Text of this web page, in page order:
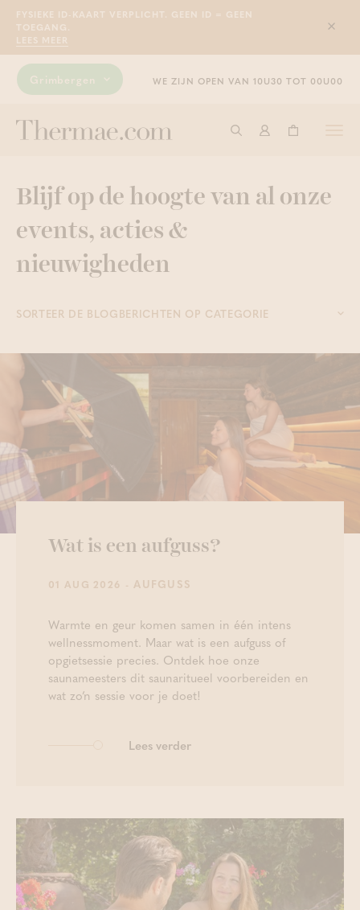
FYSIEKE ID-KAART VERPLICHT. GEEN ID = GEEN
TOEGANG.
LEES MEER
Sluit
Grimbergen WE ZIJN OPEN VAN 10U30 TOT 00U00
Start met zoeken
Aanmelden
Blijf op de hoogte van al onze
events, acties &
nieuwigheden
SORTEER DE BLOGBERICHTEN OP CATEGORIE
Wat is een aufguss?
01 AUG 2026 - AUFGUSS
Warmte en geur komen samen in één intens
wellnessmoment. Maar wat is een aufguss of
opgietsessie precies. Ontdek hoe onze
saunameesters dit saunaritueel voorbereiden en
wat zo’n sessie voor je doet!
Lees verder